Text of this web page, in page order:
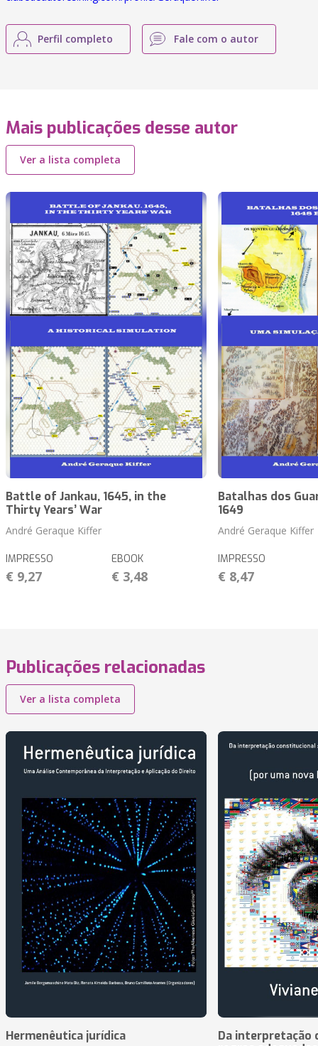
Perfil completo Fale com o autor
Mais publicações desse autor
Ver a lista completa
Battle of Jankau, 1645, in the
Thirty Years’ War
André Geraque Kiffer
IMPRESSO
€ 9,27
EBOOK
€ 3,48
Batalhas dos
1649
André Geraque Kiffer
IMPRESSO
€ 8,47
Publicações relacionadas
Ver a lista completa
Hermenêutica jurídica
Da interpretação